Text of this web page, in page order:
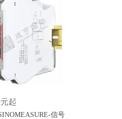
元起
信号